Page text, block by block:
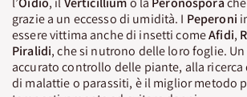
grazie a un eccesso di umidità. I Peperoni
essere vittima anche di insetti comeAfidi,
Piralidi, che si nutrono delle loro foglie.
accurato controllo delle piante, alla
di malattie o parassiti, è il miglior metodo